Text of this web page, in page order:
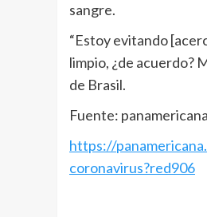
sangre.
“Estoy evitando
limpio, ¿de acuerdo?
de Brasil.
Fuente:
https://
coronavirus?red906